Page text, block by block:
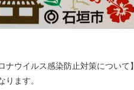
ナウイルス感染防止対策について】
ます。